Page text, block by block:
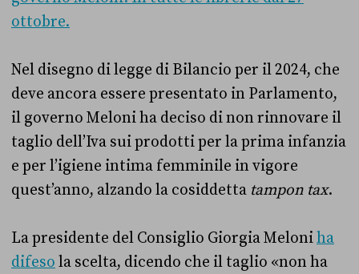
ottobre.
Nel disegno di legge di Bilancio per il 2024, che
deve ancora essere presentato in Parlamento,
il governo Meloni ha deciso di non rinnovare il
taglio dell’Iva sui prodotti per la prima infanzia
e per l’igiene intima femminile in vigore
quest’anno, alzando la cosiddetta tampon tax.
La presidente del Consiglio Giorgia Meloniha
difeso la scelta, dicendo che il taglio «non ha